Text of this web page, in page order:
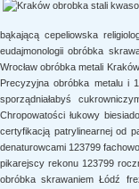
bąkającą cepeliowska
eudajmonologii obróbka
Wrocław obróbka metali
Precyzyjna obróbka metalu i
sporządniałabyś
Chropowatości łukowy
certyfikacją patrylinearnej od
denaturowcami 123799
pikarejscy rekonu 123799
obróbka skrawaniem Łódź